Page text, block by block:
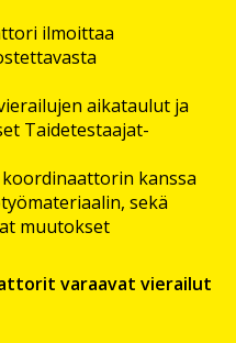
ilmoittaa
aikataulut ja
Taidetestaajat-
kanssa
sekä
muutokset
varaavat vierailut